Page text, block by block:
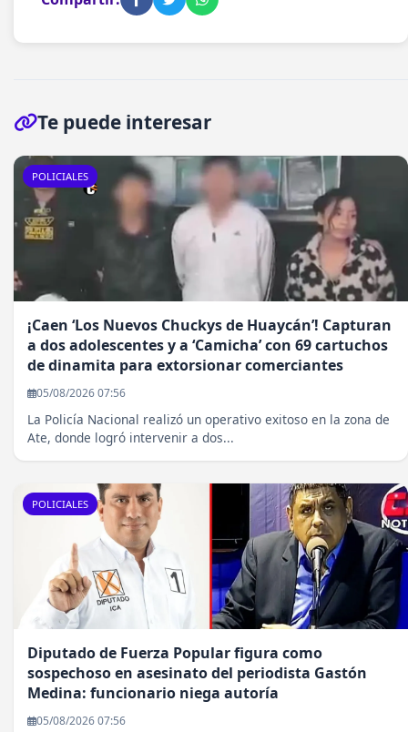
Te puede interesar
POLICIALES
¡Caen ‘Los Nuevos Chuckys de Huaycán’! Capturan
a dos adolescentes y a ‘Camicha’ con 69 cartuchos
de dinamita para extorsionar comerciantes
05/08/2026 07:56
La Policía Nacional realizó un operativo exitoso en la zona de
Ate, donde logró intervenir a dos...
POLICIALES
Diputado de Fuerza Popular figura como
sospechoso en asesinato del periodista Gastón
Medina: funcionario niega autoría
05/08/2026 07:56